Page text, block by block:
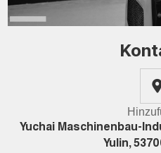
Yuchai Maschinenbau-
Yulin,